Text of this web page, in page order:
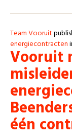
Team Vooruit
energiecontracten
Vooruit
één